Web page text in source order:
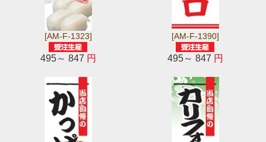
[AM-F-1323]
495～ 847 円
[AM-F-1390]
495～ 847 円